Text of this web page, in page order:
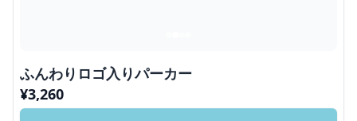
ふんわりロゴ入りパーカー
¥3,260